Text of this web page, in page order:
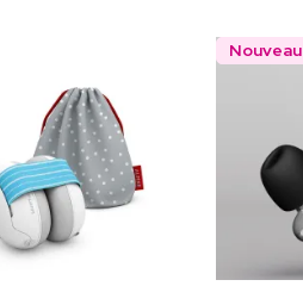
Nouveau